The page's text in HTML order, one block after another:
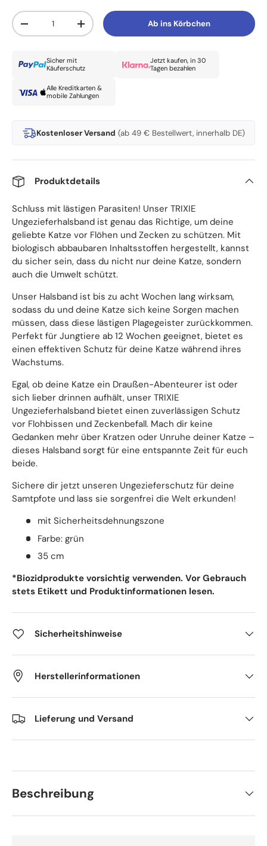
Anzahl
Menge verringernMenge erhöhen Ab ins Körbchen
Sicher mit
Käuferschutz
Jetzt kaufen, in 30
Tagen bezahlen
Alle Kreditkarten &
mobile Zahlungen
Kostenloser Versand (ab 49 € Bestellwert, innerhalb DE)
Produktdetails
Schluss mit lästigen Parasiten! Unser TRIXIE
Ungezieferhalsband ist genau das Richtige, um deine
geliebte Katze vor Flöhen und Zecken zu schützen. Mit
biologisch abbaubaren Inhaltsstoffen hergestellt, kannst
du sicher sein, dass du nicht nur deine Katze, sondern
auch die Umwelt schützt.
Unser Halsband ist bis zu acht Wochen lang wirksam,
sodass du und deine Katze sich keine Sorgen machen
müssen, dass diese lästigen Plagegeister zurückkommen.
Perfekt für Jungtiere ab 12 Wochen geeignet, bietet es
einen effektiven Schutz für deine Katze während ihres
Wachstums.
Egal, ob deine Katze ein Draußen-Abenteurer ist oder
sich lieber drinnen aufhält, unser TRIXIE
Ungezieferhalsband bietet einen zuverlässigen Schutz
vor Flohbissen und Zeckenbefall. Mach dir keine
Gedanken mehr über Kratzen oder Unruhe deiner Katze –
dieses Halsband sorgt für eine entspannte Zeit für euch
beide.
Sichere dir jetzt unseren Ungezieferschutz für deine
Samtpfote und lass sie sorgenfrei die Welt erkunden!
mit Sicherheitsdehnungszone
Farbe: grün
35 cm
*Biozidprodukte vorsichtig verwenden. Vor Gebrauch
stets Etikett und Produktinformationen lesen.
Sicherheitshinweise
Herstellerinformationen
Lieferung und Versand
Beschreibung